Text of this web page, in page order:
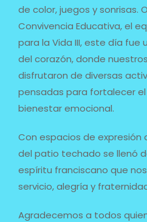
de color, juegos y sonrisas.
Convivencia Educativa, el
para la Vida III, este día fue
del corazón, donde
disfrutaron de diversas
pensadas para fortalecer el
bienestar emocional.
Con espacios de expresión
del patio techado se llenó
espíritu franciscano que
servicio, alegría y
Agradecemos a todos